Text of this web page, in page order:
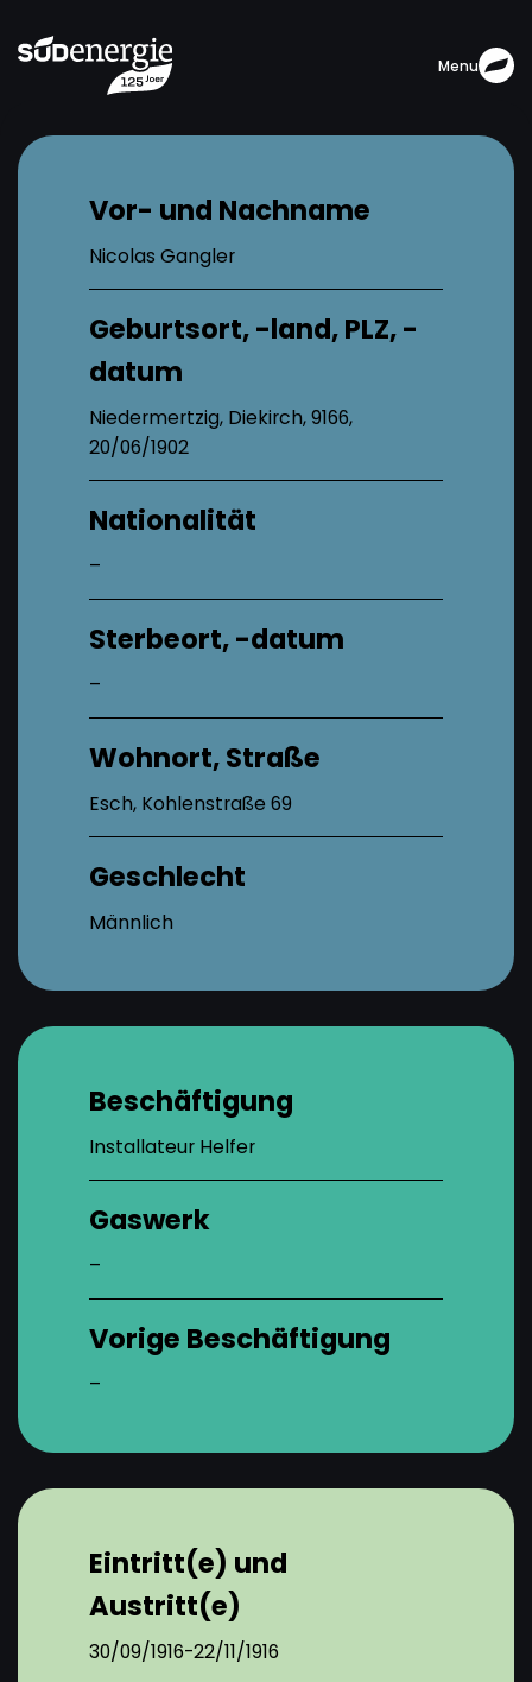
Menu
Vor- und Nachname
Nicolas Gangler
Geburtsort, -land, PLZ, -
datum
Niedermertzig, Diekirch, 9166,
20/06/1902
Nationalität
–
Sterbeort, -datum
–
Wohnort, Straße
Esch, Kohlenstraße 69
Geschlecht
Männlich
Beschäftigung
Installateur Helfer
Gaswerk
–
Vorige Beschäftigung
–
Eintritt(e) und
Austritt(e)
30/09/1916-22/11/1916